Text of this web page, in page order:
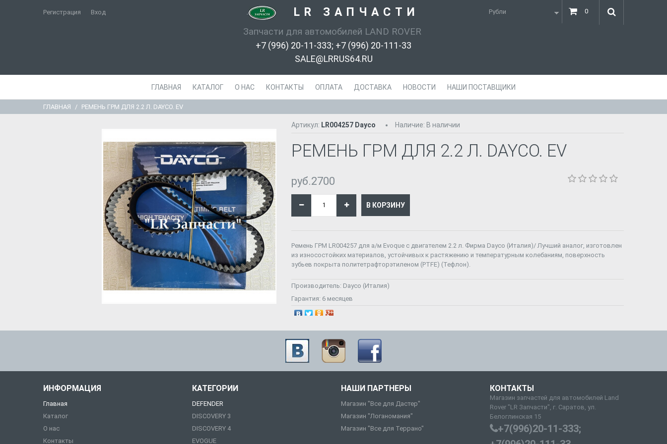
Регистрация Вход - LR ЗАПЧАСТИ
Запчасти для автомобилей LAND ROVER
+7 (996) 20-11-333; +7 (996) 20-111-33
SALE@LRRUS64.RU
0
ГЛАВНАЯ КАТАЛОГ О НАС КОНТАКТЫ ОПЛАТА ДОСТАВКА НОВОСТИ НАШИ ПОСТАВЩИКИ
ГЛАВНАЯ РЕМЕНЬ ГРМ ДЛЯ 2.2 Л. DAYCO. EV
Артикул: LR004257 Dayco Наличие: В наличии
РЕМЕНЬ ГРМ ДЛЯ 2.2 Л. DAYCO. EV
руб.2700
Ремень ГРМ LR004257 для а/м Evoque с двигателем 2.2 л. Фирма Dayco (Италия)/ Лучший аналог, изготовлен
из износостойких материалов, устойчивых к растяжению и температурным колебаниям, поверхность
зубьев покрыта политетрафторэтиленом (PTFE) (Тефлон).
Производитель: Dayco (Италия)
Гарантия: 6 месяцев
ИНФОРМАЦИЯ
Главная
Каталог
О нас
Контакты
КАТЕГОРИИ
DEFENDER
DISCOVERY 3
DISCOVERY 4
EVOGUE
НАШИ ПАРТНЕРЫ
Магазин "Все для Дастер"
Магазин "Логаномания"
Магазин "Все для Террано"
КОНТАКТЫ
Магазин запчастей для автомобилей Land
Rover "LR Запчасти", г. Саратов, ул.
Белоглинская 15
+7(996)20-11-333;